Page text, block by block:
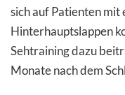
sich auf Patienten mit
Hinterhauptslappen
Sehtraining dazu
Monate nach dem